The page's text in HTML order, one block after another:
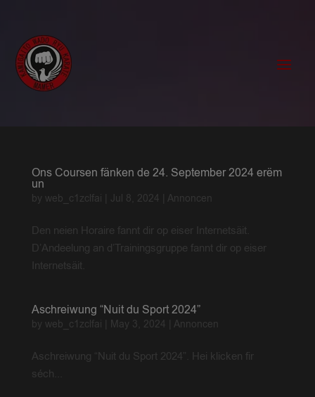
Ons Coursen fänken de 24. September 2024 erëm
un
by web_c1zclfai Jul 8, 2024 Annoncen
Den neien Horaire fannt dir op eiser Internetsäit.
D’Andeelung an d’Trainingsgruppe fannt dir op eiser
Internetsäit.
Aschreiwung “Nuit du Sport 2024”
by web_c1zclfai May 3, 2024 Annoncen
Aschreiwung “Nuit du Sport 2024”. Hei klicken fir
séch...